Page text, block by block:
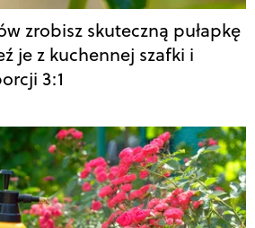
zrobisz skuteczną pułapkę
je z kuchennej szafki i
3:1